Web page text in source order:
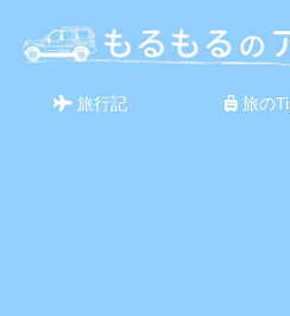
旅行記 旅の